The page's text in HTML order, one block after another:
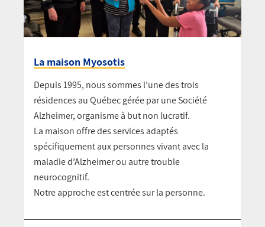
La maison Myosotis
Depuis 1995, nous sommes l’une des trois
résidences au Québec gérée par une Société
Alzheimer, organisme à but non lucratif.
La maison offre des services adaptés
spécifiquement aux personnes vivant avec la
maladie d’Alzheimer ou autre trouble
neurocognitif.
Notre approche est centrée sur la personne.